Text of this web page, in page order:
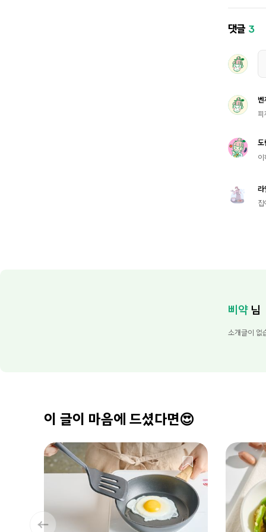
댓글 3
삐약 님
소개글이 없
이 글이 마음에 드셨다면😍